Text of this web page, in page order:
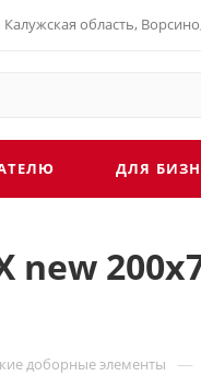
Калужская область,
ДЛЯ
доборные элементы —